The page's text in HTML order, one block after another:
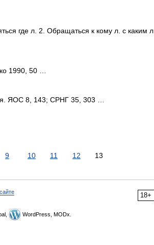
где л. 2. Обращаться к кому л. с каким л.
1990, 50 …
ЯОС 8, 143; СРНГ 35, 303 …
9 10 11 12 13
18+
WordPress, MODx.